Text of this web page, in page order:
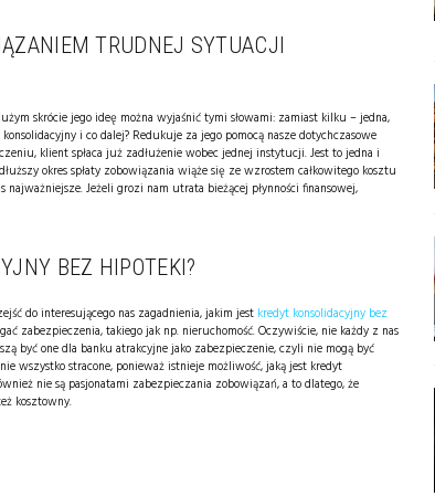
TRUDNEJ SYTUACJI
skrócie jego ideę można wyjaśnić tymi słowami: zamiast kilku – jedna,
i co dalej? Redukuje za jego pomocą nasze dotychczasowe
klient spłaca już zadłużenie wobec jednej instytucji. Jest to jedna i
okres spłaty zobowiązania wiąże się ze wzrostem całkowitego kosztu
Jeżeli grozi nam utrata bieżącej płynności finansowej,
BEZ HIPOTEKI?
do interesującego nas zagadnienia, jakim jest kredyt konsolidacyjny bez
zabezpieczenia, takiego jak np. nieruchomość. Oczywiście, nie każdy z nas
być one dla banku atrakcyjne jako zabezpieczenie, czyli nie mogą być
wszystko stracone, ponieważ istnieje możliwość, jaką jest kredyt
nie są pasjonatami zabezpieczania zobowiązań, a to dlatego, że
kosztowny.